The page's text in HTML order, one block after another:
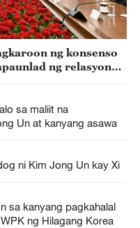
ng konsenso
ng relasyong
sa maliit na
Un at kanyang asawa
ni Kim Jong Un kay Xi
sa kanyang pagkahalal
ng Hilagang Korea